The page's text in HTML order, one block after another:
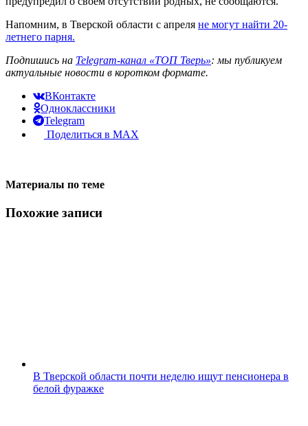
Напомним, в Тверской области с апреля не могут найти 20-
летнего парня.
Подпишись на Telegram-канал «ТОП Тверь»: мы публикуем
актуальные новости в коротком формате.
ВКонтакте
Одноклассники
Telegram
Поделиться в MAX
Материалы по теме
Похожие записи
В Тверской области почти неделю ищут пенсионера в
белой фуражке